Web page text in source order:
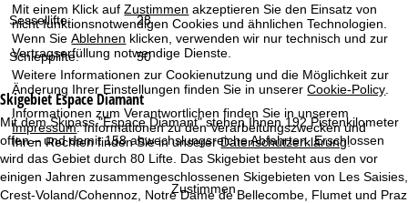
Mit einem Klick aufZustimmen akzeptieren Sie den Einsatz von
nicht funktionsnotwendigen Cookies und ähnlichen Technologien.
Wenn SieAblehnen klicken, verwenden wir nur technisch und zur
Vertragserfüllung notwendige Dienste.
Weitere Informationen zur Cookienutzung und die Möglichkeit zur
Änderung Ihrer Einstellungen finden Sie in unsererCookie-Policy
Informationen zum Verantwortlichen finden Sie in unserem
Impressum. Informationen zu den Verarbeitungszwecken und
Ihren Rechten finden Sie in unsererDatenschutzerklärung.
Zustimmen
e
Sessellifte: 28
Schlepplifte: 50
SkigebietEspace Diamant
Mit dem Skipass "Espace Diamant" stehen Ihnen 192 Pistenkilometer
offen – und damit 158 abwechslungsreiche Abfahrten. Erschlossen
wird das Gebiet durch 80 Lifte. Das Skigebiet besteht aus den vor
einigen Jahren zusammengeschlossenen Skigebieten von Les Saisies,
Crest-Voland/Cohennoz, Notre Dame de Bellecombe, Flumet und Praz